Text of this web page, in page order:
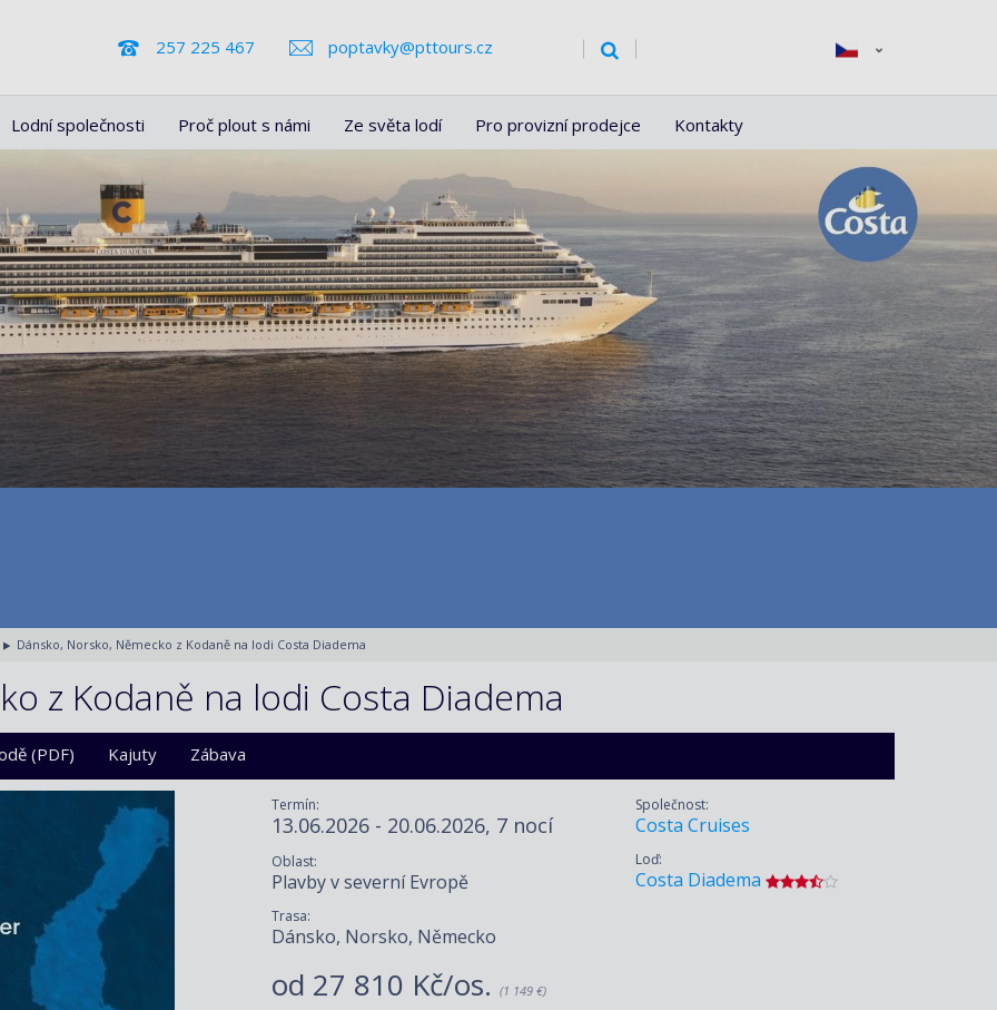
257 225 467 poptavky@pttours.cz
Lodní společnosti Proč plout s námi Ze světa lodí Pro provizní prodejce Kontakty
Dánsko, Norsko, Německo z Kodaně na lodi Costa Diadema
z Kodaně na lodi Costa Diadema
(PDF) Kajuty Zábava
Termín:
13.06.2026 - 20.06.2026, 7 nocí
Oblast:
Plavby v severní Evropě
Trasa:
Dánsko, Norsko, Německo
Společnost:
Costa Cruises
Loď:
Costa Diadema
od 27 810 Kč/os. (1 149 €)